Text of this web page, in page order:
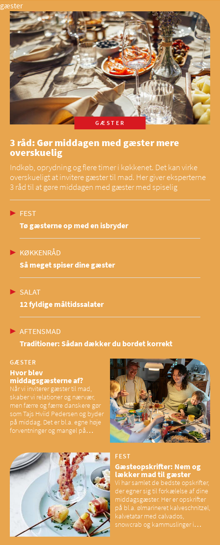
gæster
GÆSTER
3 råd: Gør middagen med gæster mere
overskuelig
Indkøb, oprydning og flere timer i køkkenet. Det kan virke
overskueligt at invitere gæster til mad. Her giver eksperterne
3 råd til at gøre middagen med gæster med spiselig
FEST
Tø gæsterne op med en isbryder
KØKKENRÅD
Så meget spiser dine gæster
SALAT
12 fyldige måltidssalater
AFTENSMAD
Traditioner: Sådan dækker du bordet korrekt
GÆSTER
Hvor blev
middagsgæsterne af?
Når vi inviterer gæster til mad,
skaber vi relationer og nærvær,
men færre og færre danskere gør
som Tajs Hviid Pedersen og byder
på middag. Det er bl.a. egne høje
forventninger og mangel på
have konsekvenser for vores
sociale fællesskaber
FEST
Gæsteopskrifter: Nem og
lækker mad til gæster
Vi har samlet de bedste opskrifter,
der egner sig til forkælelse af dine
middagsgæster. Her er opskrifter
på bl.a. ølmarineret kalveschnitzel,
kalvetatar med calvados,
snowcrab og kammuslinger i